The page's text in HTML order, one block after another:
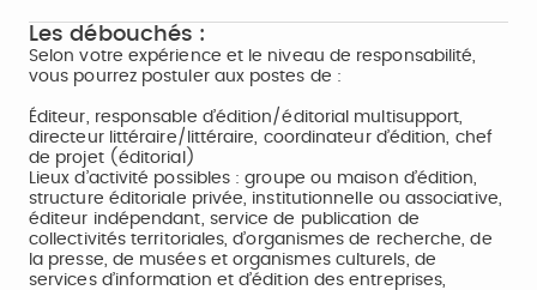
Les débouchés :
Selon votre expérience et le niveau de responsabilité,
vous pourrez postuler aux postes de :
Éditeur, responsable d’édition/éditorial multisupport,
directeur littéraire/littéraire, coordinateur d’édition, chef
de projet (éditorial)
Lieux d’activité possibles : groupe ou maison d’édition,
structure éditoriale privée, institutionnelle ou associative,
éditeur indépendant, service de publication de
collectivités territoriales, d’organismes de recherche, de
la presse, de musées et organismes culturels, de
services d’information et d’édition des entreprises,